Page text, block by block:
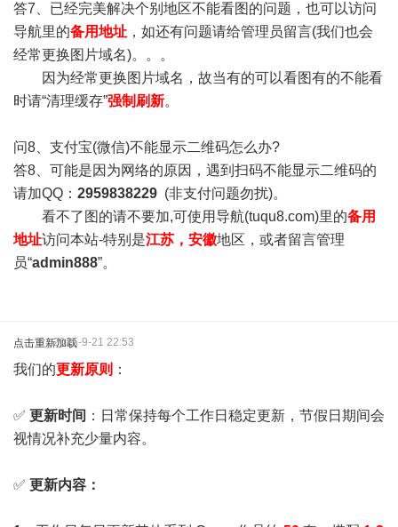
答7、已经完美解决个别地区不能看图的问题，也可以访问
导航里的备用地址 ，如还有问题请给管理员留言(我们也会
经常更换图片域名)。。。
因为经常更换图片域名，故当有的可以看图有的不能看
时请“清理缓存”强制刷新。
问8、支付宝(微信)不能显示二维码怎么办?
答8、可能是因为网络的原因，遇到扫码不能显示二维码的
请加QQ： 2959838229 (非支付问题勿扰)。
看不了图的请不要加,可使用导航(tuqu8.com)里的备用
地址访问本站-特别是江苏，安徽地区，或者留言管理
员“admin888”。
点击重新加载2025-9-21 22:53
我们的更新原则 ：
✅ 更新时间 ：日常保持每个工作日稳定更新，节假日期间会
视情况补充少量内容。
✅ 更新内容：